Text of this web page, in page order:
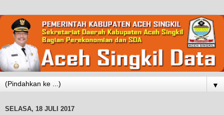
▼
SELASA, 18 JULI 2017